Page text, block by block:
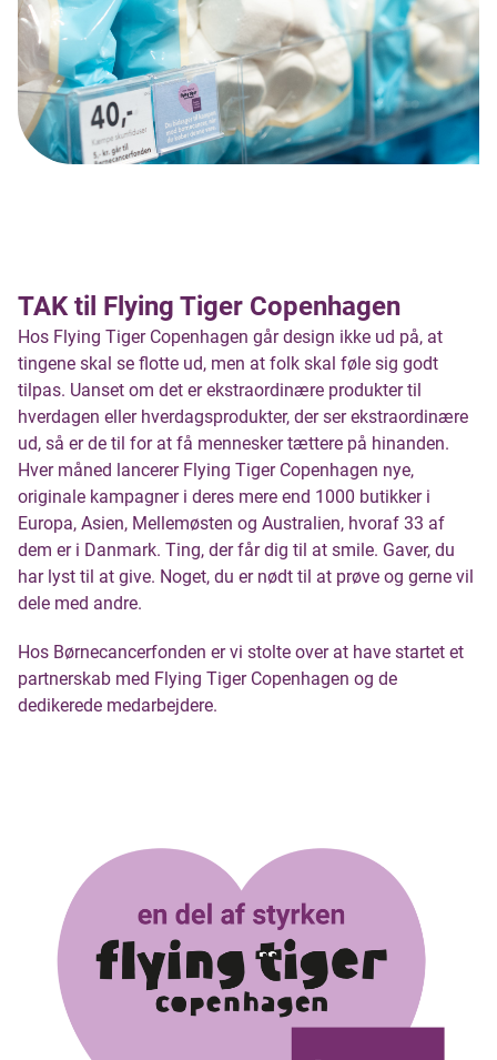
TAK til Flying Tiger Copenhagen
Hos Flying Tiger Copenhagen går design ikke ud på, at
tingene skal se flotte ud, men at folk skal føle sig godt
tilpas. Uanset om det er ekstraordinære produkter til
hverdagen eller hverdagsprodukter, der ser ekstraordinære
ud, så er de til for at få mennesker tættere på hinanden.
Hver måned lancerer Flying Tiger Copenhagen nye,
originale kampagner i deres mere end 1000 butikker i
Europa, Asien, Mellemøsten og Australien, hvoraf 33 af
dem er i Danmark. Ting, der får dig til at smile. Gaver, du
har lyst til at give. Noget, du er nødt til at prøve og gerne vil
dele med andre.
Hos Børnecancerfonden er vi stolte over at have startet et
partnerskab med Flying Tiger Copenhagen og de
dedikerede medarbejdere.